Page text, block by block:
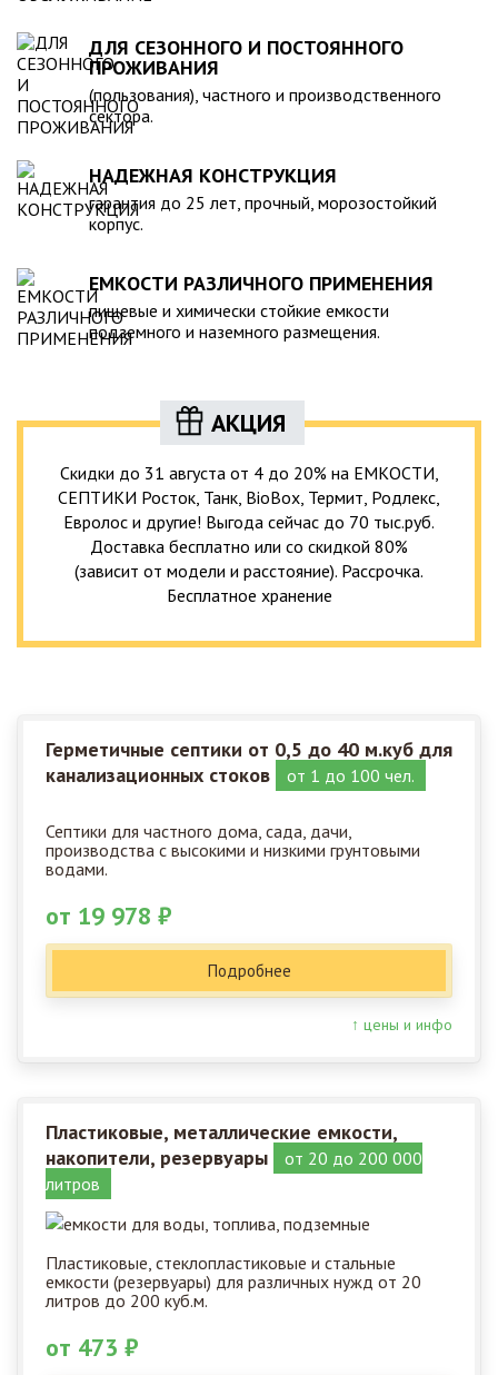
ДЛЯ СЕЗОННОГО И ПОСТОЯННОГО
ПРОЖИВАНИЯ
(пользования), частного и производственного
сектора.
НАДЕЖНАЯ КОНСТРУКЦИЯ
гарантия до 25 лет, прочный, морозостойкий
корпус.
ЕМКОСТИ РАЗЛИЧНОГО ПРИМЕНЕНИЯ
пищевые и химически стойкие емкости
подземного и наземного размещения.
АКЦИЯ
Скидки до 31 августа от 4 до 20% на ЕМКОСТИ,
СЕПТИКИ Росток, Танк, BioBox, Термит, Родлекс,
Евролос и другие! Выгода сейчас до 70 тыс.руб.
Доставка бесплатно или со скидкой 80%
(зависит от модели и расстояние). Рассрочка.
Бесплатное хранение
Герметичные септики от 0,5 до 40 м.куб для
канализационных стоков
от 1 до 100 чел.
Септики для частного дома, сада, дачи,
производства с высокими и низкими грунтовыми
водами.
от 19 978 ₽
Подробнее
↑ цены и инфо
Пластиковые, металлические емкости,
накопители, резервуары
от 20 до 200 000
литров
Пластиковые, стеклопластиковые и стальные
емкости (резервуары) для различных нужд от 20
литров до 200 куб.м.
от 473 ₽